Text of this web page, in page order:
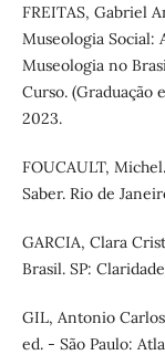
FREITAS, Gabriel
Museologia Social:
Museologia no
Curso. (Graduação
2023.
FOUCAULT,
Saber. Rio de
GARCIA, Clara
Brasil. SP:
GIL, Antonio
ed. - São Paulo: